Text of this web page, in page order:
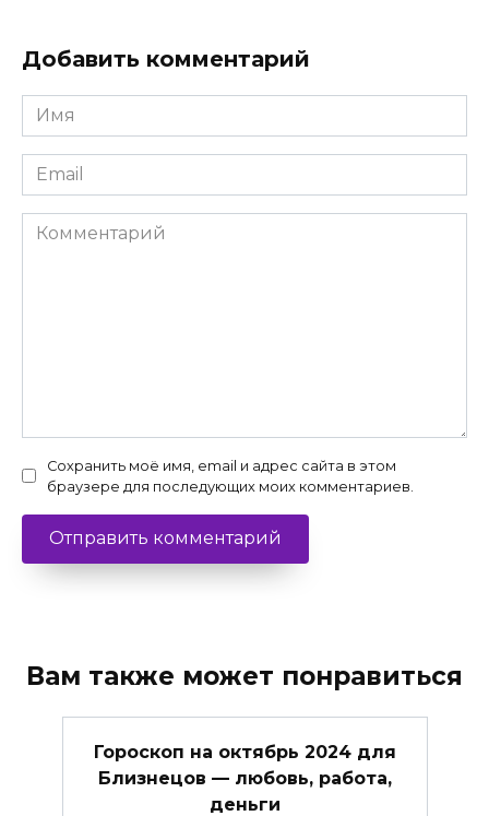
Добавить комментарий
Имя
*
Email
*
Комментарий
Сохранить моё имя, email и адрес сайта в этом
браузере для последующих моих комментариев.
Вам также может понравиться
Гороскоп на октябрь 2024 для
Близнецов — любовь, работа,
деньги